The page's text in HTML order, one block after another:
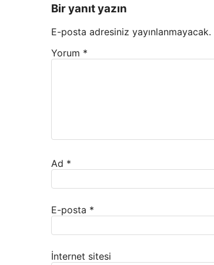
Bir yanıt yazın
E-posta adresiniz yayınlanmayacak.
Yorum *
Ad *
E-posta *
İnternet sitesi